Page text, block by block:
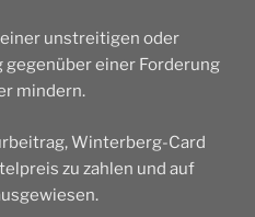
unstreitigen oder
einer Forderung
mindern.
Winterberg-Card
zu zahlen und auf